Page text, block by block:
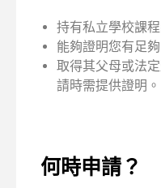
持有私立學校課
能夠證明您有足
取得其父母或法
請時需提供證明。
何時申請？